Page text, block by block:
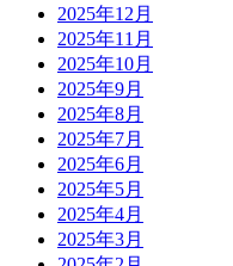
2025年12月
2025年11月
2025年10月
2025年9月
2025年8月
2025年7月
2025年6月
2025年5月
2025年4月
2025年3月